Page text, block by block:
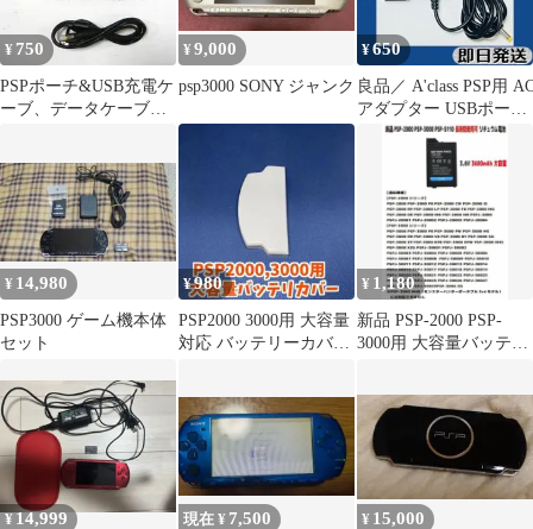
¥ 750
PSPポーチ&USB充電ケ
ーブ、データケーブル
¥9,000
psp3000 SONY ジャンク
¥650
良品／ A'class PSP用
アダプター USBポート
充電器 ブラック
¥ 14,980
PSP3000 ゲーム機本体
セット
¥980
PSP2000 3000用 大容量
対応 バッテリーカバー
¥ 1,180
新品 PSP-2000 PSP-
3000用 大容量バッテリ
¥14,999 現在 ¥ 7,500 ¥ 15,000